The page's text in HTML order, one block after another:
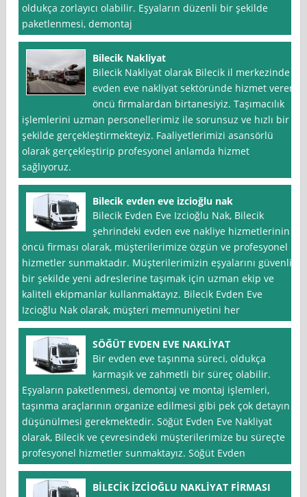
oldukça zorlayıcı olabilir. Eşyaların düzenli bir şekilde
paketlenmesi, demontaj
Bilecik Nakliyat
Bilecik Nakliyat olarak Bilecik il merkezinde
evden eve nakliyat sektöründe hizmet veren
öncü firmalardan birtanesiyiz. Taşımacılık
işlemlerini uzman personellerimiz ile sorunsuz ve hızlı bir
şekilde gerçekleştirmekteyiz. Faaliyetlerimizi asansörlü
olarak gerçekleştirip profesyonel anlamda hizmet
sağlıyoruz.
Bilecik evden eve izcioğlu nak
Bilecik Evden Eve Izcioğlu Nak, Bilecik
şehrindeki evden eve nakliye hizmetlerinin
öncü firması olarak, müşterilerimize özgün ve profesyonel
hizmetler sunmaktadır. Müşterilerimizin eşyalarını güvenli
bir şekilde yeni adreslerine taşımak için uzman ekip ve
kaliteli ekipmanlar kullanmaktayız. Bilecik Evden Eve
Izcioğlu Nak olarak, müşteri memnuniyetini her
SÖĞÜT EVDEN EVE NAKLİYAT
Bir evden eve taşınma süreci, oldukça
karmaşık ve zahmetli bir süreç olabilir.
Eşyaların paketlenmesi, demontaj ve montaj işlemleri,
taşınma araçlarının organize edilmesi gibi pek çok detayın
düşünülmesi gerekmektedir. Söğüt Evden Eve Nakliyat
olarak, Bilecik ve çevresindeki müşterilerimize bu süreçte
profesyonel hizmetler sunmaktayız. Söğüt Evden
BİLECİK İZCİOĞLU NAKLİYAT FİRMASI